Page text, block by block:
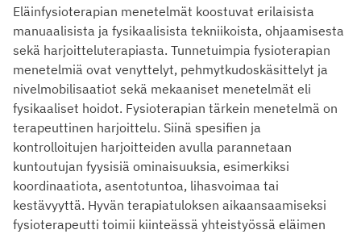
Eläinfysioterapian menetelmät koostuvat erilaisista
manuaalisista ja fysikaalisista tekniikoista, ohjaamisesta
sekä harjoitteluterapiasta. Tunnetuimpia fysioterapian
menetelmiä ovat venyttelyt, pehmytkudoskäsittelyt ja
nivelmobilisaatiot sekä mekaaniset menetelmät eli
fysikaaliset hoidot. Fysioterapian tärkein menetelmä on
terapeuttinen harjoittelu. Siinä spesifien ja
kontrolloitujen harjoitteiden avulla parannetaan
kuntoutujan fyysisiä ominaisuuksia, esimerkiksi
koordinaatiota, asentotuntoa, lihasvoimaa tai
kestävyyttä. Hyvän terapiatuloksen aikaansaamiseksi
fysioterapeutti toimii kiinteässä yhteistyössä eläimen